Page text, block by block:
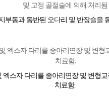
부동과 동반된 오다리 및 반장슬을
엑스자 다리를 종아리연장 및 변형교
치료함.